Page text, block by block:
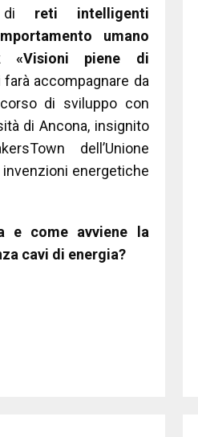
di reti intelligenti
umano
«Visioni piene di
farà accompagnare da
di sviluppo con
di Ancona, insignito
dell’Unione
invenzioni energetiche
e come avviene la
cavi di energia?